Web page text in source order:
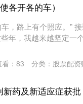
各开各的车）
，路上有个照应。”
年，我越来越坚定一
： 83 分类： 股票配资
药及新适应症获批